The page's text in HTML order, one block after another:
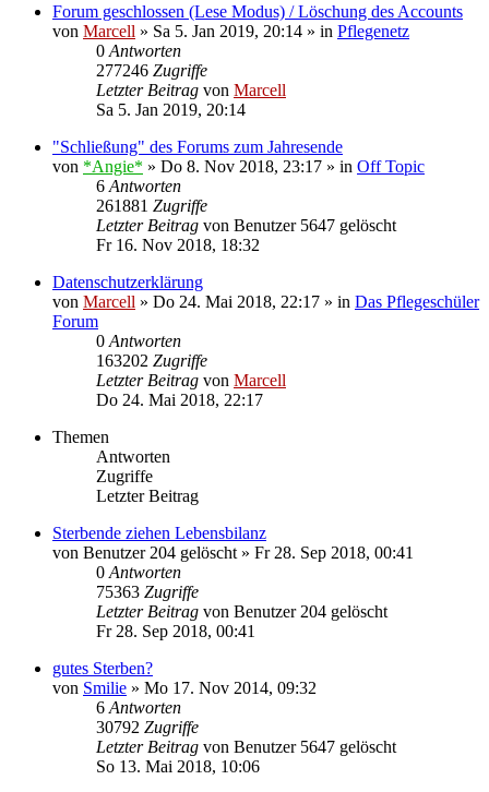
Forum geschlossen (Lese Modus) / Löschung des Accounts
von Marcell » Sa 5. Jan 2019, 20:14 » in Pflegenetz
0 Antworten
277246 Zugriffe
Letzter Beitrag von Marcell
Sa 5. Jan 2019, 20:14
"Schließung" des Forums zum Jahresende
von *Angie* » Do 8. Nov 2018, 23:17 » in Off Topic
6 Antworten
261881 Zugriffe
Letzter Beitrag von Benutzer 5647 gelöscht
Fr 16. Nov 2018, 18:32
Datenschutzerklärung
von Marcell » Do 24. Mai 2018, 22:17 » in Das Pflegeschüler
Forum
0 Antworten
163202 Zugriffe
Letzter Beitrag von Marcell
Do 24. Mai 2018, 22:17
Themen
Antworten
Zugriffe
Letzter Beitrag
Sterbende ziehen Lebensbilanz
von Benutzer 204 gelöscht » Fr 28. Sep 2018, 00:41
0 Antworten
75363 Zugriffe
Letzter Beitrag von Benutzer 204 gelöscht
Fr 28. Sep 2018, 00:41
gutes Sterben?
von Smilie » Mo 17. Nov 2014, 09:32
6 Antworten
30792 Zugriffe
Letzter Beitrag von Benutzer 5647 gelöscht
So 13. Mai 2018, 10:06